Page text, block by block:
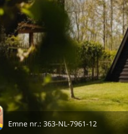
Emne nr.: 363-NL-7961-12